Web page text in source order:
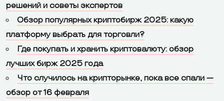
решений и советы экспертов
Обзор популярных криптобирж 2025: какую
платформу выбрать для торговли?
Где покупать и хранить криптовалюту: обзор
лучших бирж 2025 года
Что случилось на крипторынке, пока все спали —
обзор от 16 февраля